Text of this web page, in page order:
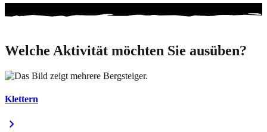
Welche Aktivität möchten Sie ausüben?
Klettern
chevron_right